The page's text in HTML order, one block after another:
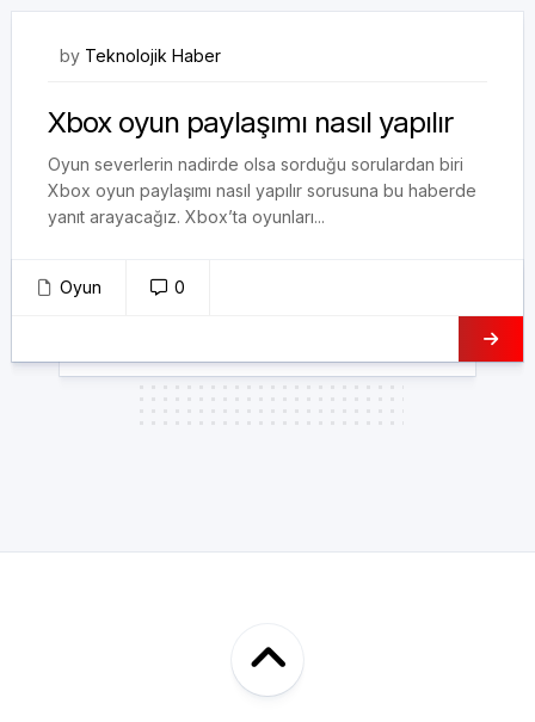
by Teknolojik Haber
Xbox oyun paylaşımı nasıl yapılır
Oyun severlerin nadirde olsa sorduğu sorulardan biri
Xbox oyun paylaşımı nasıl yapılır sorusuna bu haberde
yanıt arayacağız. Xbox’ta oyunları...
Oyun 0